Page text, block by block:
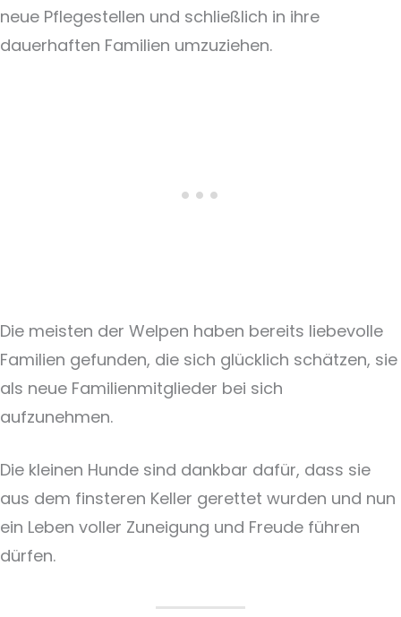
neue Pflegestellen und schließlich in ihre
dauerhaften Familien umzuziehen.
Die meisten der Welpen haben bereits liebevolle
Familien gefunden, die sich glücklich schätzen, sie
als neue Familienmitglieder bei sich
aufzunehmen.
Die kleinen Hunde sind dankbar dafür, dass sie
aus dem finsteren Keller gerettet wurden und nun
ein Leben voller Zuneigung und Freude führen
dürfen.